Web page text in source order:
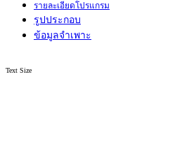
รายละเอียดโปรแกรม
รูปประกอบ
ข้อมูลจำเพาะ
Text Size